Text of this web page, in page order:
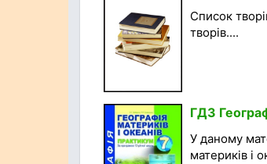
Список
творів....
ГДЗ
У даному
материків і